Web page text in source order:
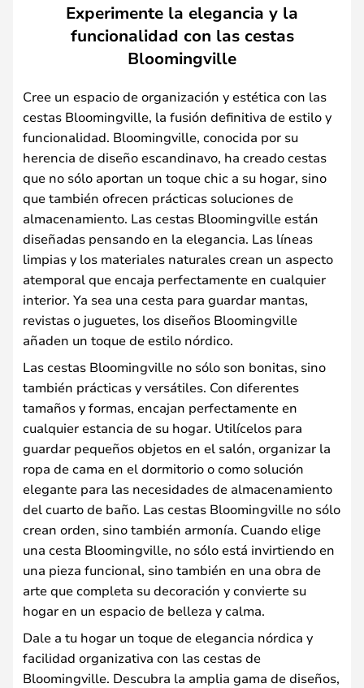
Experimente la elegancia y la
funcionalidad con las cestas
Bloomingville
Cree un espacio de organización y estética con las
cestas Bloomingville, la fusión definitiva de estilo y
funcionalidad. Bloomingville, conocida por su
herencia de diseño escandinavo, ha creado cestas
que no sólo aportan un toque chic a su hogar, sino
que también ofrecen prácticas soluciones de
almacenamiento. Las cestas Bloomingville están
diseñadas pensando en la elegancia. Las líneas
limpias y los materiales naturales crean un aspecto
atemporal que encaja perfectamente en cualquier
interior. Ya sea una cesta para guardar mantas,
revistas o juguetes, los diseños Bloomingville
añaden un toque de estilo nórdico.
Las cestas Bloomingville no sólo son bonitas, sino
también prácticas y versátiles. Con diferentes
tamaños y formas, encajan perfectamente en
cualquier estancia de su hogar. Utilícelos para
guardar pequeños objetos en el salón, organizar la
ropa de cama en el dormitorio o como solución
elegante para las necesidades de almacenamiento
del cuarto de baño. Las cestas Bloomingville no sólo
crean orden, sino también armonía. Cuando elige
una cesta Bloomingville, no sólo está invirtiendo en
una pieza funcional, sino también en una obra de
arte que completa su decoración y convierte su
hogar en un espacio de belleza y calma.
Dale a tu hogar un toque de elegancia nórdica y
facilidad organizativa con las cestas de
Bloomingville. Descubra la amplia gama de diseños,